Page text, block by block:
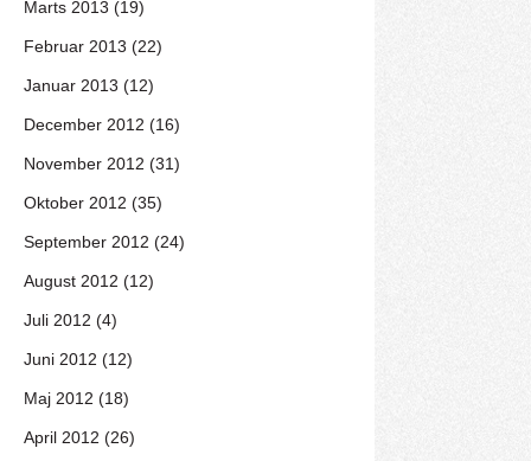
Marts 2013 (19)
Februar 2013 (22)
Januar 2013 (12)
December 2012 (16)
November 2012 (31)
Oktober 2012 (35)
September 2012 (24)
August 2012 (12)
Juli 2012 (4)
Juni 2012 (12)
Maj 2012 (18)
April 2012 (26)